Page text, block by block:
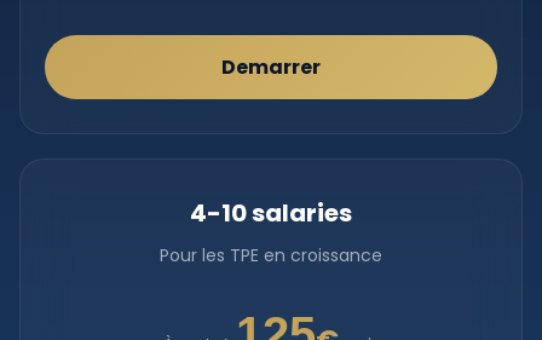
Demarrer
4-10 salaries
Pour les TPE en croissance